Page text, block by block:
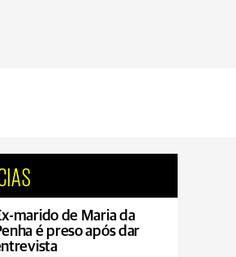
marido de Maria da
é preso após dar